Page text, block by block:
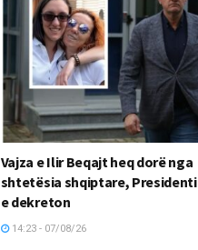
Vajza e Ilir Beqajt heq dorë nga
shtetësia shqiptare,
e dekreton
14:23 - 07/08/26